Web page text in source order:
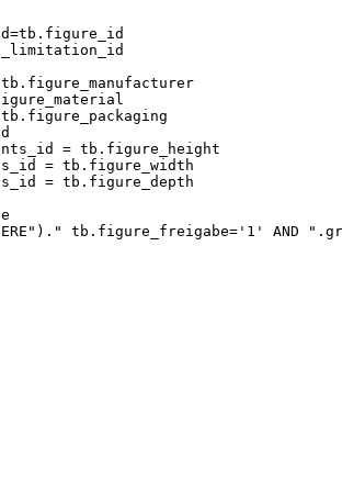
= tb.figure_height
= tb.figure_width
= tb.figure_depth
tb.figure_freigabe='1' AND